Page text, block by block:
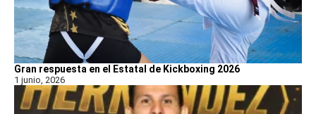
Gran respuesta en el Estatal de Kickboxing 2026
1 junio, 2026